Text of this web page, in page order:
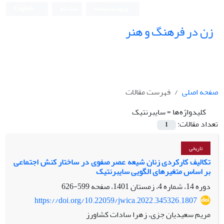
زن در فرهنگ و هنر
صفحه اصلی
فهرست مقالات
کلیدواژه‌ها =سایبرنتیک
تعداد مقالات:
1
تاریخی
تکالیف کارکردی زنان شیعه عصر صفوی در ساختار کنش اجتماعی
بر اساس متغیرهای الگویی سایبرنتیک
دوره 14، شماره 4، زمستان 1401، صفحه
599-626
https://doi.org/10.22059/jwica.2022.345326.1807
مریم سعیدیان جزی، زهرا سادات کشاورز